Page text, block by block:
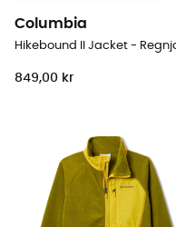
Columbia
849,00 kr